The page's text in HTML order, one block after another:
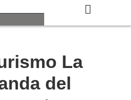
La
del